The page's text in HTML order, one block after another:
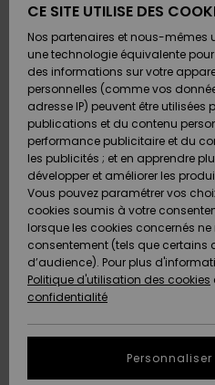
& Tongs
Surf
Snow
A
Découvrir
& Tongs
Surf
Snow
A
Découvrir
FEMME
A
Découvrir
Snow
SURF
Surf
Shop
Enfant
Highlights
SNOW
Snow
Shop
Enfant
Snow
Shop
Femme
A
Découvrir
OUTLET
Enfant
Outlet
Femme
AIDE &
CONTACT
Retours
Paiement
Carte
Cadeau
Quiksilver
Freedom
Protection
des
tailles
MAGASINS
QUIKSILVER
CE SITE UTILISE DES
Nos partenaires et nous-mêmes
une technologie équivalente
des informations sur votre
personnelles (comme vos
adresse IP) peuvent être utilisées
publications et du contenu
performance publicitaire et du
les publicités ; et en apprendre
développer et améliorer les
Vous pouvez paramétrer vos
cookies soumis à votre
lorsque les cookies concernés
consentement (tels que certains
d’audience). Pour plus
Politique d'utilisation des cookies
confidentialité